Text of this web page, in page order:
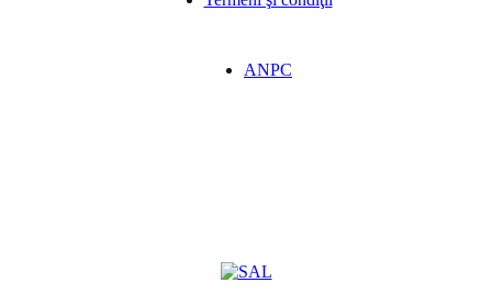
ANPC